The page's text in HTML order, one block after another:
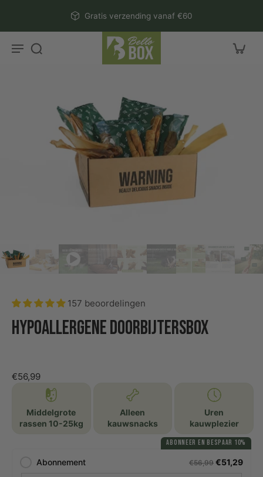
Gratis verzending vanaf €60
157 beoordelingen
Hypoallergene doorbijtersbox
€56,99
Middelgrote
rassen 10-25kg
Alleen
kauwsnacks
Uren
kauwplezier
ABONNEER EN BESPAAR 10%
Abonnement €56,99 €51,29